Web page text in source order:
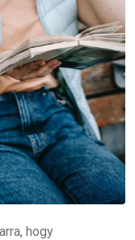
hogy